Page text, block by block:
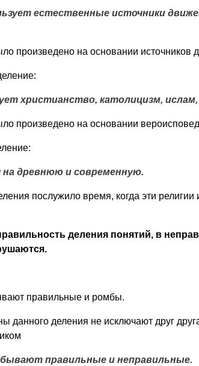
естественные источники
произведено на основании источников
христианство, католицизм, ислам,
произведено на основании
на древнюю и современную.
послужило время, когда эти религии
деления понятий, в
правильные и ромбы.
данного деления не исключают друг
правильные и неправильные.